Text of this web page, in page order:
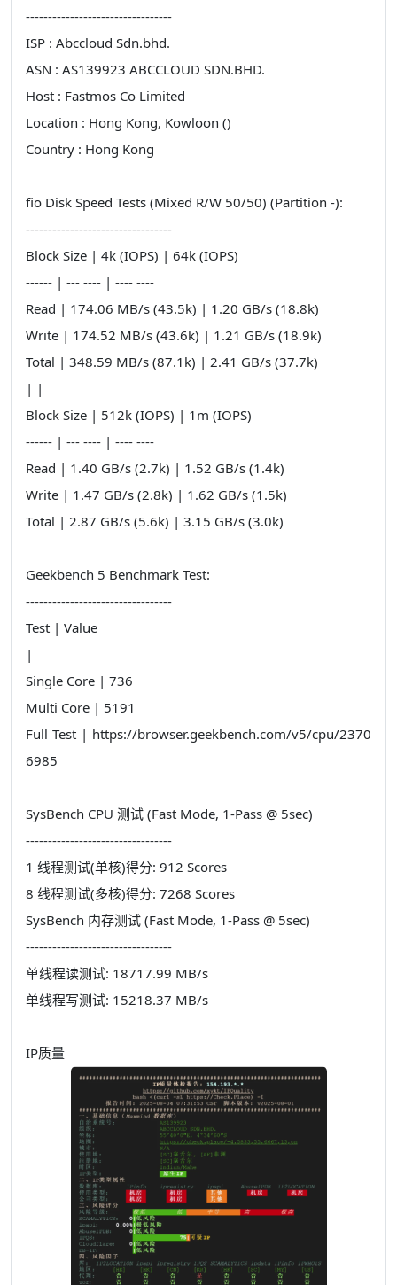
---------------------------------
ISP : Abccloud Sdn.bhd.
ASN : AS139923 ABCCLOUD SDN.BHD.
Host : Fastmos Co Limited
Location : Hong Kong, Kowloon ()
Country : Hong Kong
fio Disk Speed Tests (Mixed R/W 50/50) (Partition -):
---------------------------------
Block Size | 4k (IOPS) | 64k (IOPS)
------ | --- ---- | ---- ----
Read | 174.06 MB/s (43.5k) | 1.20 GB/s (18.8k)
Write | 174.52 MB/s (43.6k) | 1.21 GB/s (18.9k)
Total | 348.59 MB/s (87.1k) | 2.41 GB/s (37.7k)
| |
Block Size | 512k (IOPS) | 1m (IOPS)
------ | --- ---- | ---- ----
Read | 1.40 GB/s (2.7k) | 1.52 GB/s (1.4k)
Write | 1.47 GB/s (2.8k) | 1.62 GB/s (1.5k)
Total | 2.87 GB/s (5.6k) | 3.15 GB/s (3.0k)
Geekbench 5 Benchmark Test:
---------------------------------
Test | Value
|
Single Core | 736
Multi Core | 5191
Full Test | https://browser.geekbench.com/v5/cpu/2370
6985
SysBench CPU 测试 (Fast Mode, 1-Pass @ 5sec)
---------------------------------
1 线程测试(单核)得分: 912 Scores
8 线程测试(多核)得分: 7268 Scores
SysBench 内存测试 (Fast Mode, 1-Pass @ 5sec)
---------------------------------
单线程读测试: 18717.99 MB/s
单线程写测试: 15218.37 MB/s
IP质量